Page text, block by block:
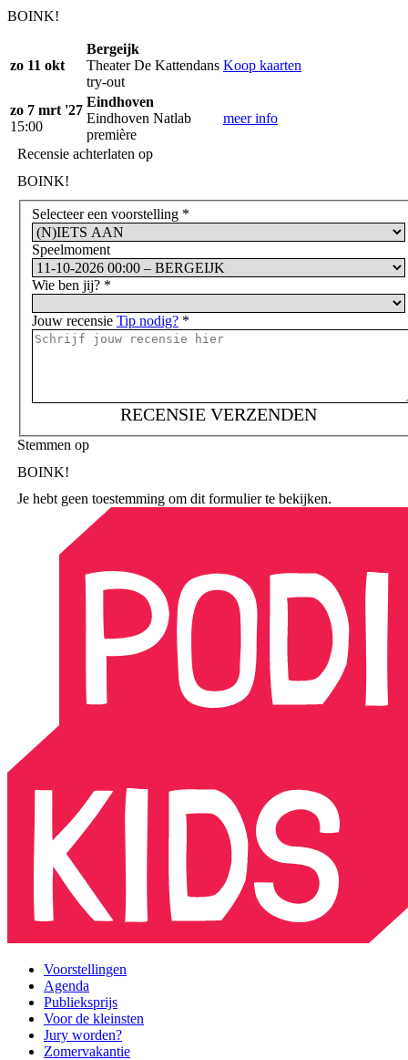
BOINK!
zo 11 okt
Bergeijk
Theater De Kattendans
try-out
Koop kaarten
zo 7 mrt '27
15:00
Eindhoven
Eindhoven Natlab
première
meer info
Recensie achterlaten op
BOINK!
Selecteer een voorstelling *
Speelmoment
Wie ben jij? *
Jouw recensie Tip nodig? *
RECENSIE VERZENDEN
Stemmen op
BOINK!
Je hebt geen toestemming om dit formulier te bekijken.
Voorstellingen
Agenda
Publieksprijs
Voor de kleinsten
Jury worden?
Zomervakantie